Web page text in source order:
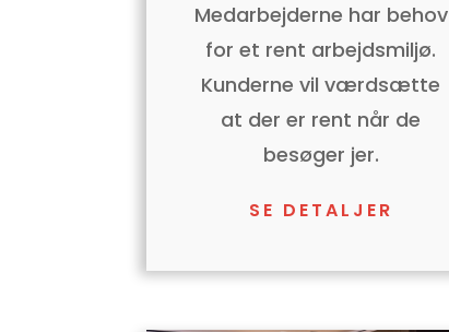
Medarbejderne har behov
for et rent arbejdsmiljø.
Kunderne vil værdsætte
at der er rent når de
besøger jer.
SE DETALJER